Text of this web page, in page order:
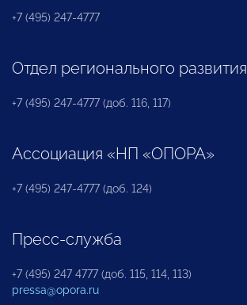
+7 (495) 247-4777
Отдел регионального развития
+7 (495) 247-4777 (доб. 116, 117)
Ассоциация «НП «ОПОРА»
+7 (495) 247-4777 (доб. 124)
Пресс-служба
+7 (495) 247 4777 (доб. 115, 114, 113)
pressa@opora.ru